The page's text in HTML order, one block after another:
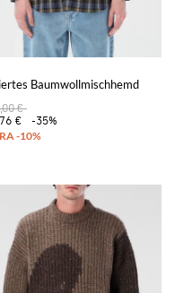
und Seitentaschen
Baumwollmischhemd
€
€
-35%